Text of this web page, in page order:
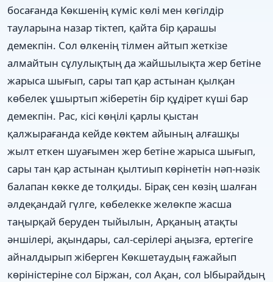
босағанда Көкшенің күміс көлі мен көгілдір
тауларына назар тіктеп, қайта бір қарашы
демекпін. Сол өлкенің тілмен айтып жеткізе
алмайтын сұлулықтың да жайшылықта жер бетіне
жарыса шығып, сары тап қар астынан қылқан
көбелек ұшыртып жіберетін бір құдірет күші бар
демекпін. Рас, кісі көңілі қарлы қыстан
қалжырағанда кейде көктем айының алғашқы
жылт еткен шуағымен жер бетіне жарыса шығып,
сары тан қар астынан қылтиып көрінетін нәп-нәзік
балапан көкке де толқиды. Бірақ сен көзің шалған
әлдеқандай гүлге, көбелекке желөкпе жасша
таңырқай беруден тыйылын, Арқаның атақты
әншілері, ақындары, сал-серілері аңызға, ертегіге
айналдырып жіберген Көкшетаудың ғажайып
көріністеріне сол Біржан, сол Ақан, сол Ыбырайдың